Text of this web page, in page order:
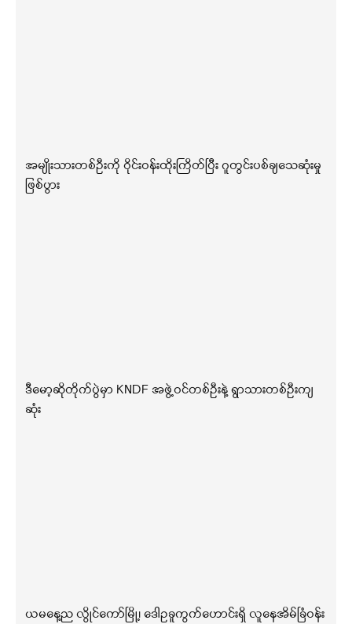
အမျိုးသားတစ်ဦးကို ဝိုင်းဝန်းထိုးကြိတ်ပြီး ဂူတွင်းပစ်ချသေဆုံးမှု
ဖြစ်ပွား
ဒီမော့ဆိုတိုက်ပွဲမှာ KNDF အဖွဲ့ဝင်တစ်ဦးနဲ့ ရွာသားတစ်ဦးကျ
ဆုံး
ယမနေ့ည လွိုင်ကော်မြို့၊ ဒေါဥခူကွက်ဟောင်းရှိ လူနေအိမ်ခြံဝန်း